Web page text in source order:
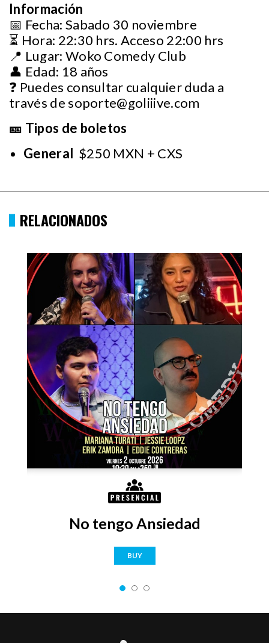
Información
📅 Fecha: Sabado 30 noviembre
⏳ Hora: 22:30 hrs. Acceso 22:00 hrs
📍 Lugar: Woko Comedy Club
👤 Edad: 18 años
❓ Puedes consultar cualquier duda a
través desoporte@goliiive.com
🎫 Tipos de boletos
General $250 MXN + CXS
RELACIONADOS
No tengo Ansiedad
BUY